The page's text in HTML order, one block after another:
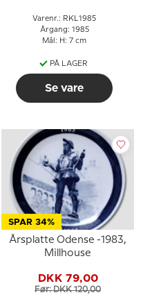
Varenr.: RKL1985
Årgang: 1985
Mål: H: 7 cm
PÅ LAGER
Se vare
SPAR 34%
Årsplatte Odense -1983,
Millhouse
DKK 79,00
Før: DKK 120,00